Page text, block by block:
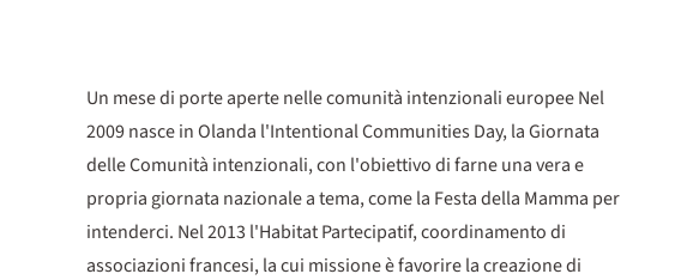
Un mese di porte aperte nelle comunità intenzionali europee Nel
2009 nasce in Olanda l'Intentional Communities Day, la Giornata
delle Comunità intenzionali, con l'obiettivo di farne una vera e
propria giornata nazionale a tema, come la Festa della Mamma per
intenderci. Nel 2013 l'Habitat Partecipatif, coordinamento di
associazioni francesi, la cui missione è favorire la creazione di